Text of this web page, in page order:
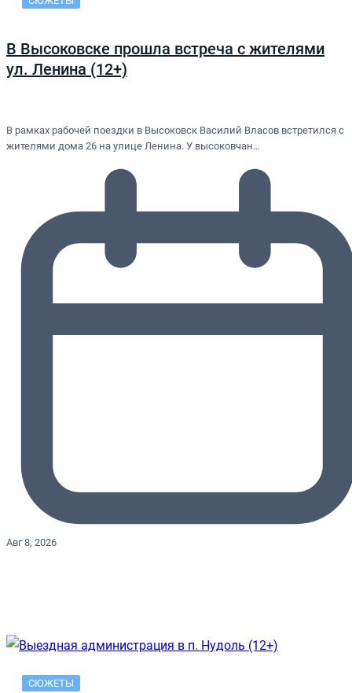
В Высоковске прошла встреча с жителями
ул. Ленина (12+)
В рамках рабочей поездки в Высоковск Василий Власов встретился с
жителями дома 26 на улице Ленина. У высоковчан…
Авг 8, 2026
СЮЖЕТЫ